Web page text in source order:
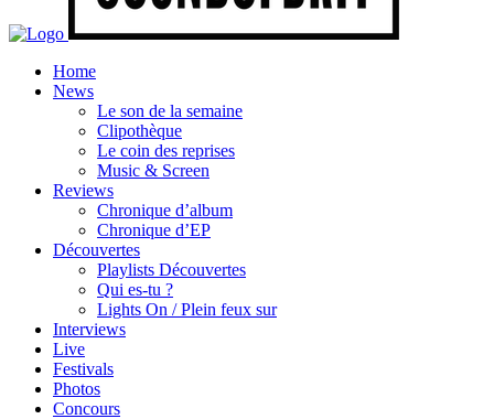
Home
News
Le son de la semaine
Clipothèque
Le coin des reprises
Music & Screen
Reviews
Chronique d’album
Chronique d’EP
Découvertes
Playlists Découvertes
Qui es-tu ?
Lights On / Plein feux sur
Interviews
Live
Festivals
Photos
Concours